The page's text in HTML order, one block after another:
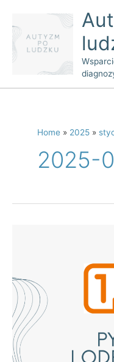
content
Home 2025
2025-